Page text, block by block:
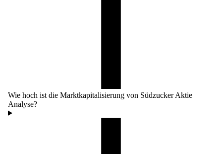
Wie hoch ist die Marktkapitalisierung von Südzucker Aktie
Analyse?